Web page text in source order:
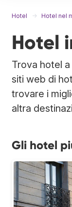
Hotel Hotel nel
Hotel
Trova hotel
siti web di
trovare i
altra
Gli hotel